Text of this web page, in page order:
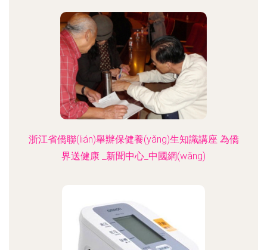
浙江省僑聯(lián)舉辦保健養(yǎng)生知識講座 為僑
界送健康 _新聞中心_中國網(wǎng)